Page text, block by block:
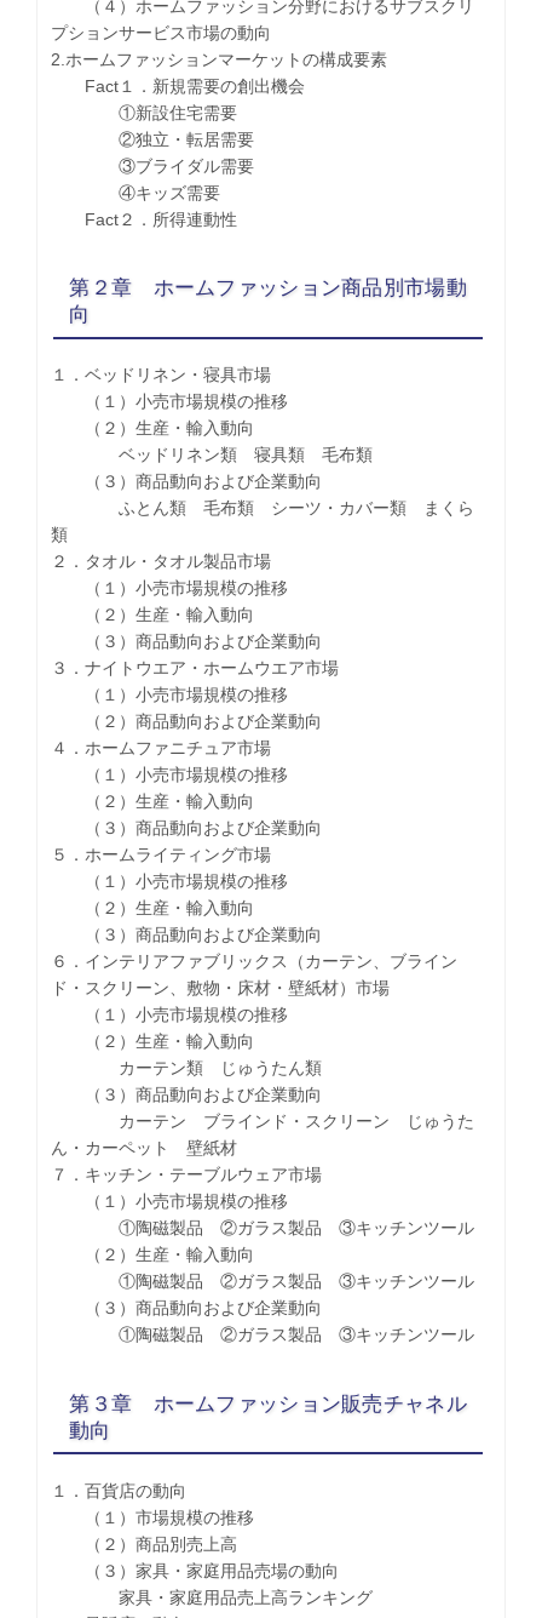
（４）ホームファッション分野におけるサブスクリ
プションサービス市場の動向
2.ホームファッションマーケットの構成要素
Fact１．新規需要の創出機会
①新設住宅需要
②独立・転居需要
③ブライダル需要
④キッズ需要
Fact２．所得連動性
第２章 ホームファッション商品別市場動
向
１．ベッドリネン・寝具市場
（１）小売市場規模の推移
（２）生産・輸入動向
ベッドリネン類 寝具類 毛布類
（３）商品動向および企業動向
ふとん類 毛布類 シーツ・カバー類 まくら
類
２．タオル・タオル製品市場
（１）小売市場規模の推移
（２）生産・輸入動向
（３）商品動向および企業動向
３．ナイトウエア・ホームウエア市場
（１）小売市場規模の推移
（２）商品動向および企業動向
４．ホームファニチュア市場
（１）小売市場規模の推移
（２）生産・輸入動向
（３）商品動向および企業動向
５．ホームライティング市場
（１）小売市場規模の推移
（２）生産・輸入動向
（３）商品動向および企業動向
６．インテリアファブリックス（カーテン、ブライン
ド・スクリーン、敷物・床材・壁紙材）市場
（１）小売市場規模の推移
（２）生産・輸入動向
カーテン類 じゅうたん類
（３）商品動向および企業動向
カーテン ブラインド・スクリーン じゅうた
ん・カーペット 壁紙材
７．キッチン・テーブルウェア市場
（１）小売市場規模の推移
①陶磁製品 ②ガラス製品 ③キッチンツール
（２）生産・輸入動向
①陶磁製品 ②ガラス製品 ③キッチンツール
（３）商品動向および企業動向
①陶磁製品 ②ガラス製品 ③キッチンツール
第３章 ホームファッション販売チャネル
動向
１．百貨店の動向
（１）市場規模の推移
（２）商品別売上高
（３）家具・家庭用品売場の動向
家具・家庭用品売上高ランキング